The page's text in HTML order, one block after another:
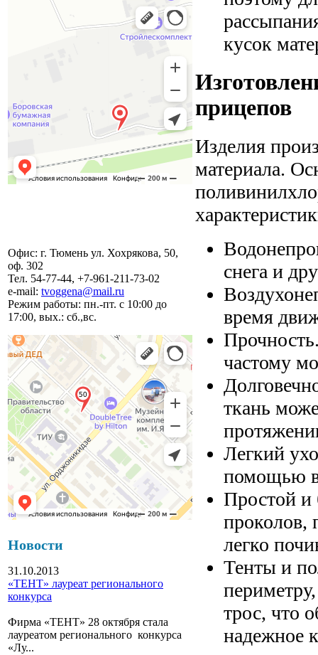
Офис: г. Тюмень ул. Хохрякова, 50,
оф. 302
Тел. 54-77-44, +7-961-211-73-02
e-mail: tvoggena@mail.ru
Режим работы: пн.-пт. с 10:00 до
17:00, вых.: сб.,вс.
Новости
31.10.2013
«ТЕНТ» лауреат регионального
конкурса
Фирма «ТЕНТ» 28 октября стала
лауреатом регионального конкурса
«Лу...
кусок
прицепов
Изделия
материала.
снега и
время
частому
ткань
Легкий
помощью
Простой и
проколов,
легко
Тенты и
трос, что
надежное